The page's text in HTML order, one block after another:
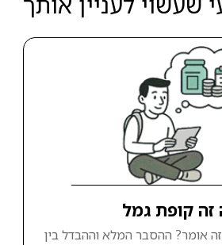
זה קופת גמל
אומר? ההסבר המלא וההבדל בין